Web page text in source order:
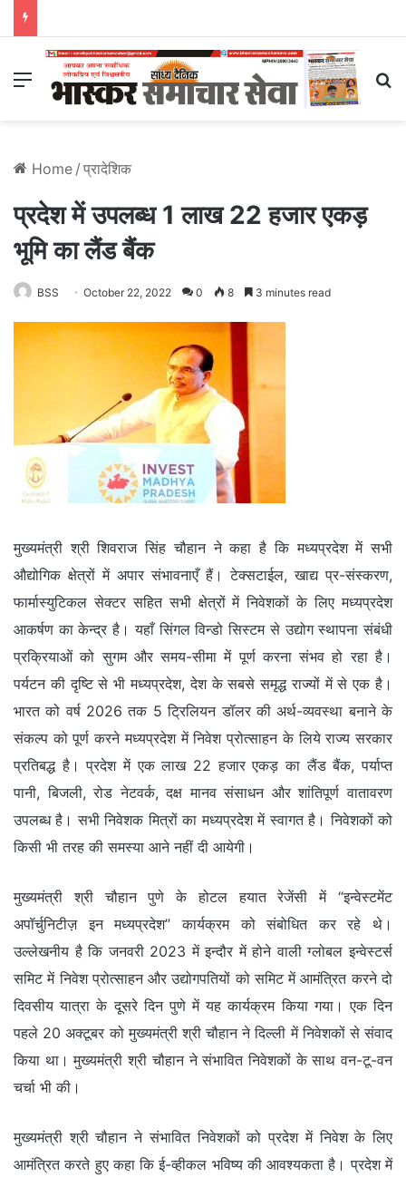
Menu
Home / प्रादेशिक
प्रदेश में उपलब्ध 1 लाख 22 हजार एकड़
भूमि का लैंड बैंक
BSS October 22, 2022 0 8 3 minutes read
मुख्यमंत्री श्री शिवराज सिंह चौहान ने कहा है कि मध्यप्रदेश में सभी
औद्योगिक क्षेत्रों में अपार संभावनाएँ हैं। टेक्सटाईल, खाद्य प्र-संस्करण,
फार्मास्युटिकल सेक्टर सहित सभी क्षेत्रों में निवेशकों के लिए मध्यप्रदेश
आकर्षण का केन्द्र है। यहाँ सिंगल विन्डो सिस्टम से उद्योग स्थापना संबंधी
प्रक्रियाओं को सुगम और समय-सीमा में पूर्ण करना संभव हो रहा है।
पर्यटन की दृष्टि से भी मध्यप्रदेश, देश के सबसे समृद्ध राज्यों में से एक है।
भारत को वर्ष 2026 तक 5 ट्रिलियन डॉलर की अर्थ-व्यवस्था बनाने के
संकल्प को पूर्ण करने मध्यप्रदेश में निवेश प्रोत्साहन के लिये राज्य सरकार
प्रतिबद्ध है। प्रदेश में एक लाख 22 हजार एकड़ का लैंड बैंक, पर्याप्त
पानी, बिजली, रोड नेटवर्क, दक्ष मानव संसाधन और शांतिपूर्ण वातावरण
उपलब्ध है। सभी निवेशक मित्रों का मध्यप्रदेश में स्वागत है। निवेशकों को
किसी भी तरह की समस्या आने नहीं दी आयेगी।
मुख्यमंत्री श्री चौहान पुणे के होटल हयात रेजेंसी में “इन्वेस्टमेंट
अपॉर्चुनिटीज़ इन मध्यप्रदेश” कार्यक्रम को संबोधित कर रहे थे।
उल्लेखनीय है कि जनवरी 2023 में इन्दौर में होने वाली ग्लोबल इन्वेस्टर्स
समिट में निवेश प्रोत्साहन और उद्योगपतियों को समिट में आमंत्रित करने दो
दिवसीय यात्रा के दूसरे दिन पुणे में यह कार्यक्रम किया गया। एक दिन
पहले 20 अक्टूबर को मुख्यमंत्री श्री चौहान ने दिल्ली में निवेशकों से संवाद
किया था। मुख्यमंत्री श्री चौहान ने संभावित निवेशकों के साथ वन-टू-वन
चर्चा भी की।
मुख्यमंत्री श्री चौहान ने संभावित निवेशकों को प्रदेश में निवेश के लिए
आमंत्रित करते हुए कहा कि ई-व्हीकल भविष्य की आवश्यकता है। प्रदेश में